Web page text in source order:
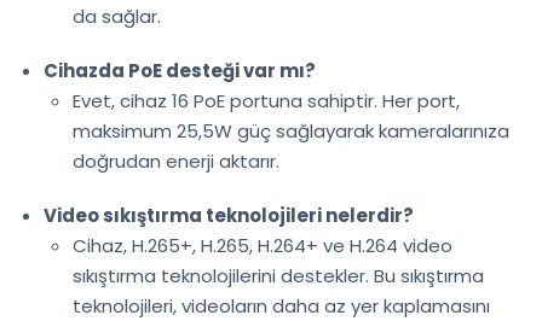
da sağlar.
Cihazda PoE desteği var mı?
Evet, cihaz 16 PoE portuna sahiptir. Her port,
maksimum 25,5W güç sağlayarak kameralarınıza
doğrudan enerji aktarır.
Video sıkıştırma teknolojileri nelerdir?
Cihaz, H.265+, H.265, H.264+ ve H.264 video
sıkıştırma teknolojilerini destekler. Bu sıkıştırma
teknolojileri, videoların daha az yer kaplamasını